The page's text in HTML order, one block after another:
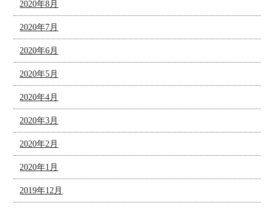
2020年8月
2020年7月
2020年6月
2020年5月
2020年4月
2020年3月
2020年2月
2020年1月
2019年12月